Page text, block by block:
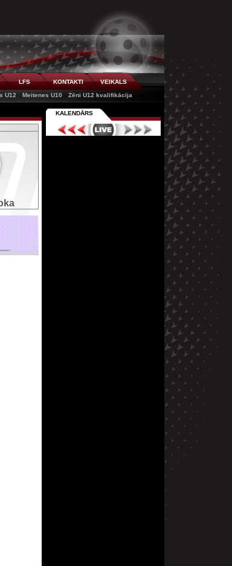
LFS KONTAKTI
VEIKALS
U12 Meitenes U10 Zēni U12 kvalifikācija
KALENDĀRS